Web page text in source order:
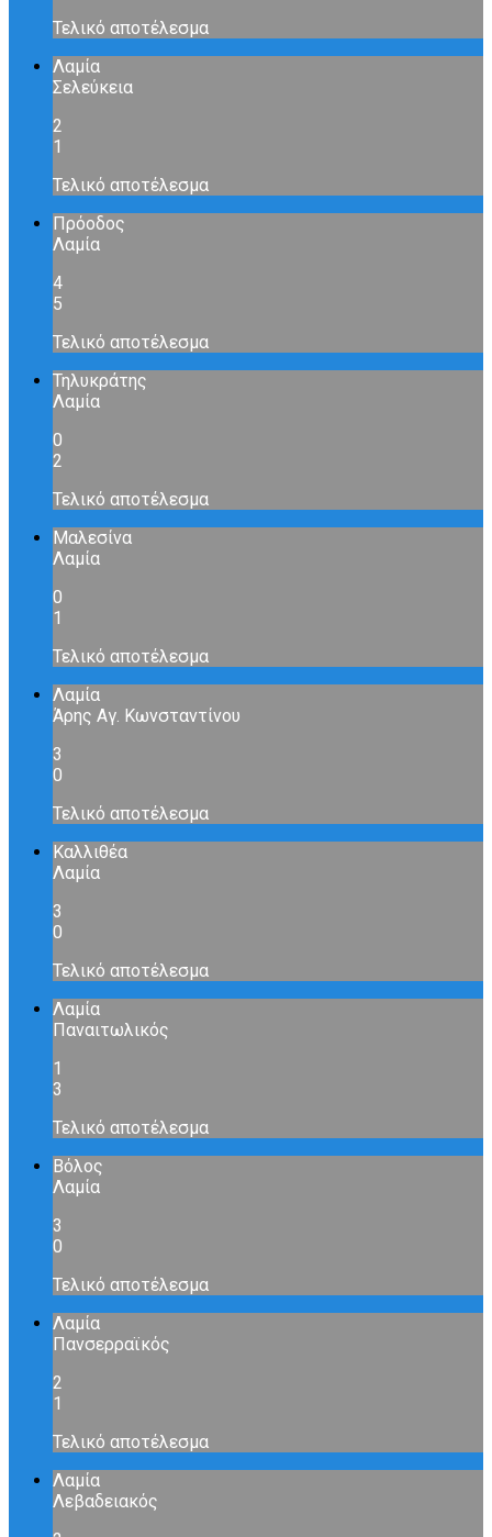
Τελικό αποτέλεσμα
Λαμία
Σελεύκεια
2
1
Τελικό αποτέλεσμα
Πρόοδος
Λαμία
4
5
Τελικό αποτέλεσμα
Τηλυκράτης
Λαμία
0
2
Τελικό αποτέλεσμα
Μαλεσίνα
Λαμία
0
1
Τελικό αποτέλεσμα
Λαμία
Άρης Αγ. Κωνσταντίνου
3
0
Τελικό αποτέλεσμα
Καλλιθέα
Λαμία
3
0
Τελικό αποτέλεσμα
Λαμία
Παναιτωλικός
1
3
Τελικό αποτέλεσμα
Βόλος
Λαμία
3
0
Τελικό αποτέλεσμα
Λαμία
Πανσερραϊκός
2
1
Τελικό αποτέλεσμα
Λαμία
Λεβαδειακός